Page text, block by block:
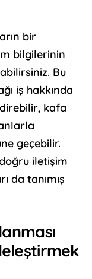
bir
bilgilerinin
Bu
iş hakkında
kafa
geçebilir.
iletişim
da tanımış